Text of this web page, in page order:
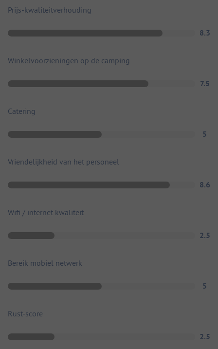
Prijs-kwaliteitverhouding
8.3
Winkelvoorzieningen op de camping
7.5
Catering
5
Vriendelijkheid van het personeel
8.6
Wifi / internet kwaliteit
2.5
Bereik mobiel netwerk
5
Rust-score
2.5